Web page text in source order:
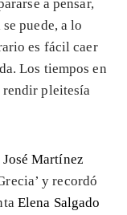
a pensar,
puede, a lo
es fácil caer
Los tiempos en
pleitesía
José Martínez
y recordó
Elena Salgado